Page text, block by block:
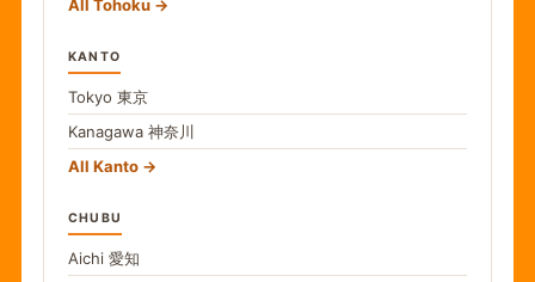
All Tohoku
KANTO
Tokyo 東京
Kanagawa 神奈川
All Kanto
CHUBU
Aichi 愛知